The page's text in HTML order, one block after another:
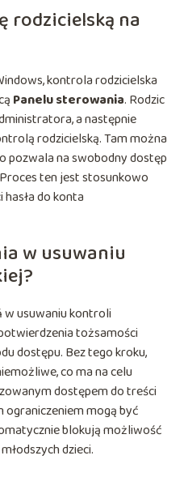
rodzicielską na
kontrola rodzicielska
Panelu sterowania. Rodzic
a następnie
rodzicielską. Tam można
pozwala na swobodny dostęp
ten jest stosunkowo
do konta
w usuwaniu
w usuwaniu kontroli
tożsamości
dostępu. Bez tego kroku,
co ma na celu
dostępem do treści
mogą być
blokują możliwość
dzieci.